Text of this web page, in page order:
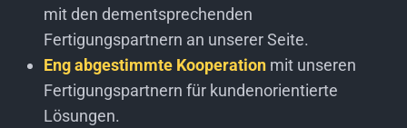
mit den dementsprechenden
Fertigungspartnern an unserer Seite.
Eng abgestimmte Kooperation mit unseren
Fertigungspartnern für kundenorientierte
Lösungen.